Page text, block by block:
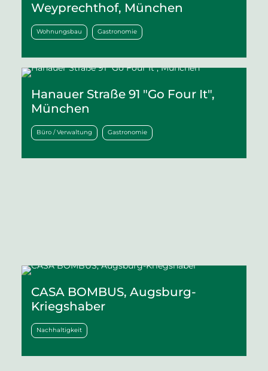
Weyprechthof, München
Wohnungsbau Gastronomie
Hanauer Straße 91 "Go Four It",
München
Büro / Verwaltung Gastronomie
CASA BOMBUS, Augsburg-
Kriegshaber
Nachhaltigkeit